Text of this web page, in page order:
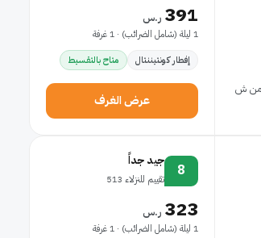
391 ر.س
1 ليلة (شامل الضرائب) · 1 غرفة
إفطار كونتيننتال
متاح بالتقسيط
عرض الغرف
8
جيد جداً
تقييم للنزلاء 513
323 ر.س
1 ليلة (شامل الضرائب) · 1 غرفة